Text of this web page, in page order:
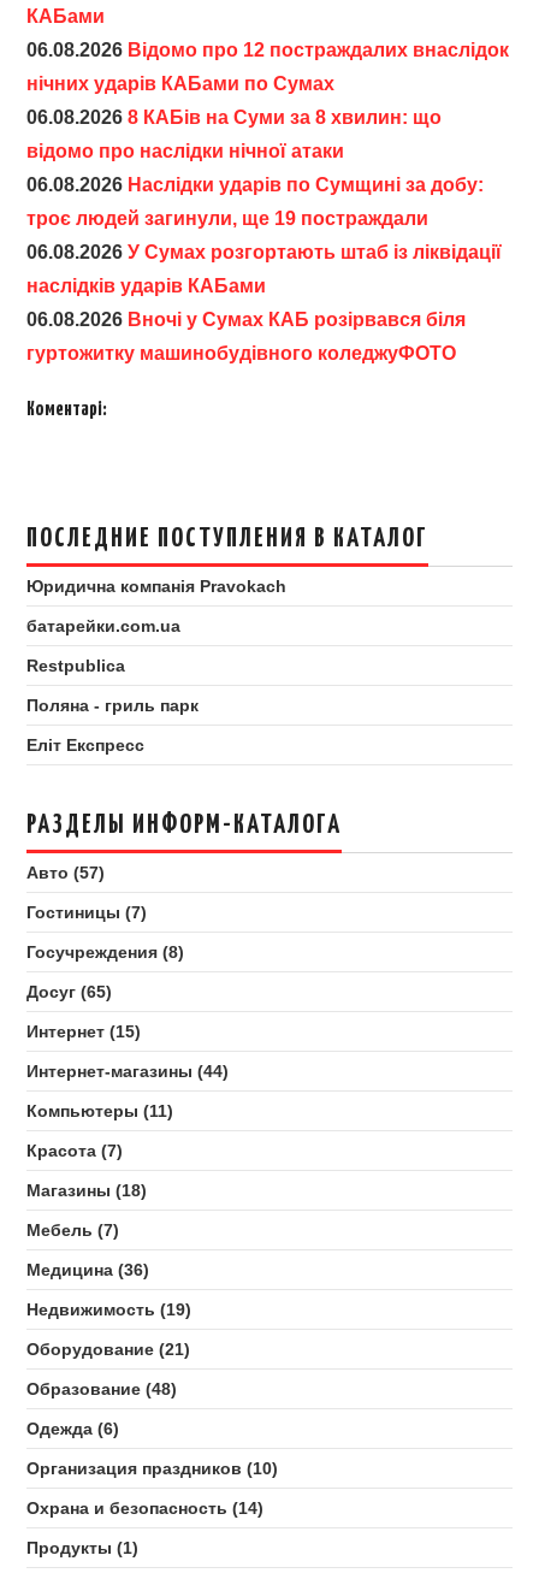
КАБами
06.08.2026 Відомо про 12 постраждалих внаслідок
нічних ударів КАБами по Сумах
06.08.20268 КАБів на Суми за 8 хвилин: що
відомо про наслідки нічної атаки
06.08.2026 Наслідки ударів по Сумщині за добу:
троє людей загинули, ще 19 постраждали
06.08.2026У Сумах розгортають штаб із ліквідації
наслідків ударів КАБами
06.08.2026 Вночі у Сумах КАБ розірвався біля
гуртожитку машинобудівного коледжуФОТО
Коментарі:
ПОСЛЕДНИЕ ПОСТУПЛЕНИЯ В КАТАЛОГ
Юридична компанія Pravokach
батарейки.com.ua
Restpublica
Поляна - гриль парк
Еліт Експресс
РАЗДЕЛЫ ИНФОРМ-КАТАЛОГА
Авто (57)
Гостиницы (7)
Госучреждения (8)
Досуг (65)
Интернет (15)
Интернет-магазины (44)
Компьютеры (11)
Красота (7)
Магазины (18)
Мебель (7)
Медицина (36)
Недвижимость (19)
Оборудование (21)
Образование (48)
Одежда (6)
Организация праздников (10)
Охрана и безопасность (14)
Продукты (1)